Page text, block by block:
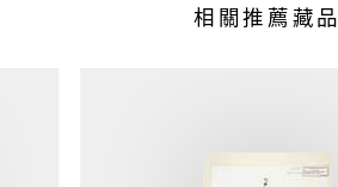
相關推薦藏品